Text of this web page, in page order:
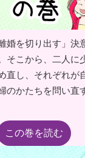
婚を切り出す」決
そこから、二人に
直し、それぞれが
のかたちを問い直
この巻を読む